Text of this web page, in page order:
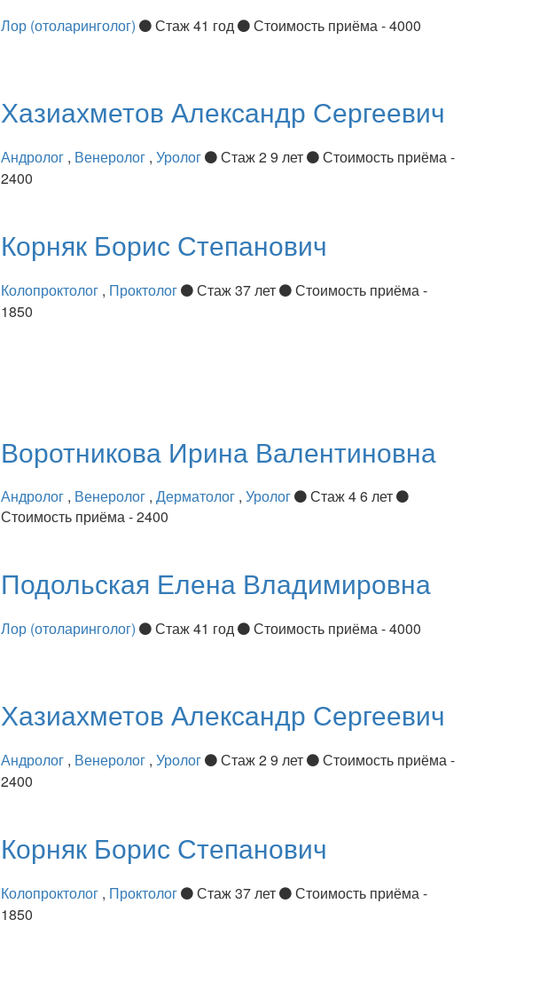
Лор (отоларинголог) Стаж 41 год Стоимость приёма - 4000
Хазиахметов Александр Сергеевич
Андролог , Венеролог , Уролог Стаж 2 9 лет
Стоимость приёма -
2400
Корняк Борис Степанович
Колопроктолог , Проктолог Стаж 37 лет
Стоимость приёма -
1850
Воротникова Ирина Валентиновна
Андролог , Венеролог , Дерматолог , Уролог
Стаж 4 6 лет
Стоимость приёма - 2400
Подольская Елена Владимировна
Лор (отоларинголог) Стаж 41 год Стоимость приёма - 4000
Хазиахметов Александр Сергеевич
Андролог , Венеролог , Уролог Стаж 2 9 лет
Стоимость приёма -
2400
Корняк Борис Степанович
Колопроктолог , Проктолог Стаж 37 лет
Стоимость приёма -
1850